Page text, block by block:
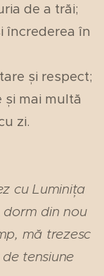
de a trăi;
încrederea în
și respect;
și mai multă
zi.
cu Luminița
din nou
mă trezesc
tensiune